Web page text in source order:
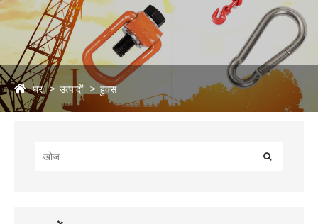
घर उत्पादों हुक्स